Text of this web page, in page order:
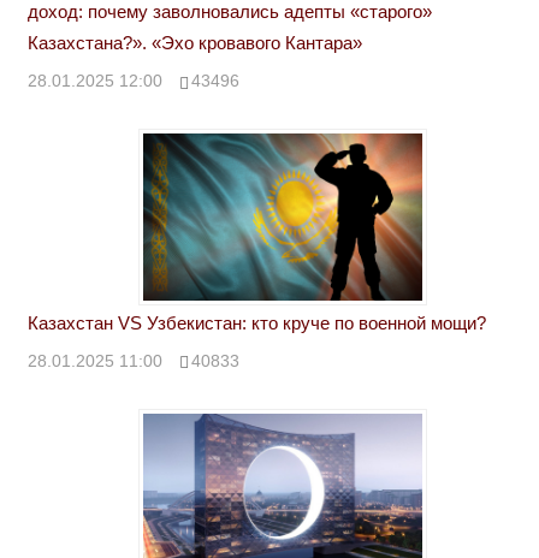
доход: почему заволновались адепты «старого»
Казахстана?». «Эхо кровавого Кантара»
28.01.2025 12:00 43496
Казахстан VS Узбекистан: кто круче по военной мощи?
28.01.2025 11:00 40833